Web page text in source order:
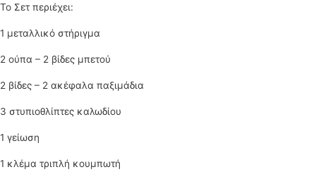
Το Σετ περιέχει:
1 μεταλλικό στήριγμα
2 ούπα – 2 βίδες μπετού
2 βίδες – 2 ακέφαλα παξιμάδια
3 στυπιοθλίπτες καλωδίου
1 γείωση
1 κλέμα τριπλή κουμπωτή